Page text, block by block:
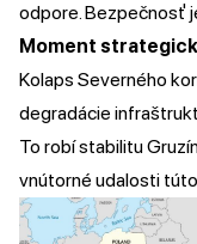
odpore. Bezpečnosť
Moment
Kolaps Severného
degradácie
To robí stabilitu
vnútorné udalosti